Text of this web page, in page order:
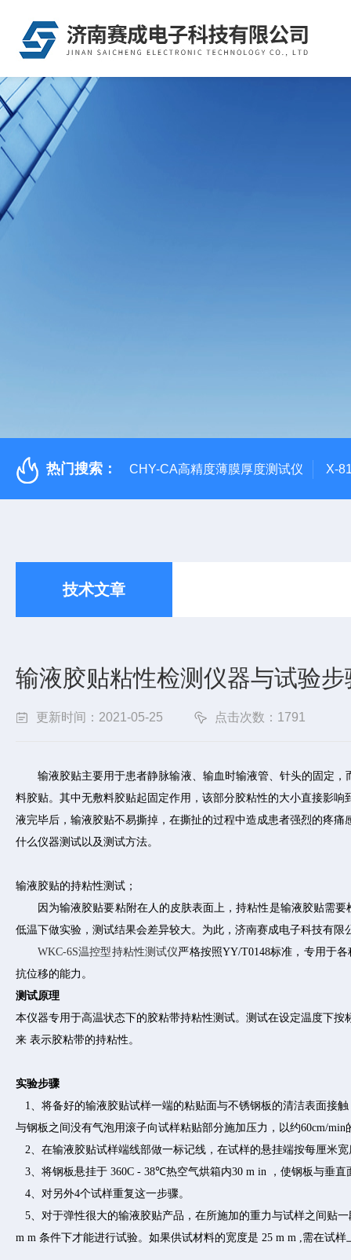
热门搜索： CHY-CA高精度薄膜厚度测试仪 X-
技术文章
输液胶贴粘性检测仪器与试验步
更新时间：2021-05-25 点击次数：1791
输液胶贴主要用于患者静脉输液、输血时输液管、针头的固定
料胶贴。其中无敷料胶贴起固定作用，该部分胶粘性的大小直接影
液完毕后，输液胶贴不易撕掉，在撕扯的过程中造成患者强烈的疼
什么仪器测试以及测试方法。
输液胶贴的持粘性测试；
因为输液胶贴要粘附在人的皮肤表面上，持粘性是输液胶贴需
低温下做实验，测试结果会差异较大。为此， 济南赛成电子科技有限
WKC-6S温控型持粘性测试仪严格按照YY/T0148标准，专用于
抗位移的能力。
测试原理
本仪器专用于高温状态下的胶粘带持粘性测试。测试在设定温度下
来 表示胶粘带的持粘性。
实验步骤
1、将备好的输液胶贴试样一端的粘贴面与不锈钢板的清洁表面接
与钢板之间没有气泡用滚子向试样粘贴部分施加压力，以约60cm/
2、在输液胶贴试样端线部做一标记线，在试样的悬挂端按每厘米
3、将钢板悬挂于 360C - 38℃热空气烘箱内30 m in ，使钢板与垂
4、对另外4个试样重复这一步骤。
5、对于弹性很大的输液胶贴产品，在所施加的重力与试样之间贴
m m 条件下才能进行试验。如果供试材料的宽度是 25 m m ,需在试